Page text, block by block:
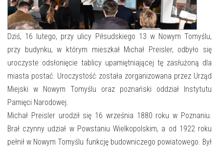
WYDARZENIA BIEŻĄCE
WYDARZYŁO SIĘ
STREFA WIEDZY O REGIONIE
STREFA KOLORU
FORMY STAŁE
NASZE FILIE
POLECANE STRONY
WYDARZENIA KULTURALNE
FOTO
E-INFORMATOR
Dziś, 16 lutego, przy ulicy Piłsudskiego 13 w Nowym Tomyślu,
przy budynku, w którym mieszkał Michał Preisler, odbyło się
uroczyste odsłonięcie tablicy upamiętniającej tę zasłużoną dla
miasta postać. Uroczystość została zorganizowana przez Urząd
Miejski w Nowym Tomyślu oraz poznański oddział Instytutu
Pamięci Narodowej.
Michał Preisler urodził się 16 września 1880 roku w Poznaniu.
Brał czynny udział w Powstaniu Wielkopolskim, a od 1922 roku
pełnił w Nowym Tomyślu funkcję budowniczego powiatowego. Był